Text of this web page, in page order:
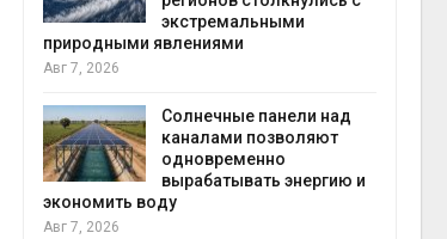
экстремальными
природными явлениями
Авг 7, 2026
Солнечные панели над
каналами позволяют
одновременно
вырабатывать энергию и
экономить воду
Авг 7, 2026